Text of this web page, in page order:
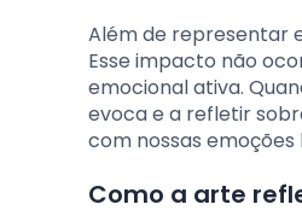
Além de representar
Esse impacto não
emocional ativa.
evoca e a refletir
com nossas
Como a arte